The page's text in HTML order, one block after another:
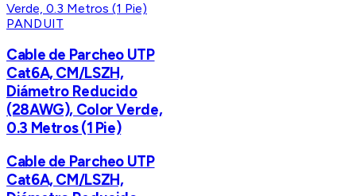
PANDUIT
Cable de Parcheo UTP
Cat6A, CM/LSZH,
Diámetro Reducido
(28AWG), Color Verde,
0.3 Metros (1 Pie)
Cable de Parcheo UTP
Cat6A, CM/LSZH,